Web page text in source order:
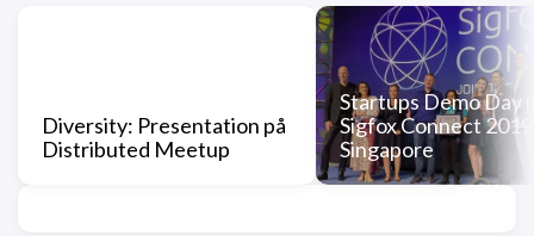
Diversity: Presentation på
Distributed Meetup
Startups Demo Day
Sigfox Connect
Singapore